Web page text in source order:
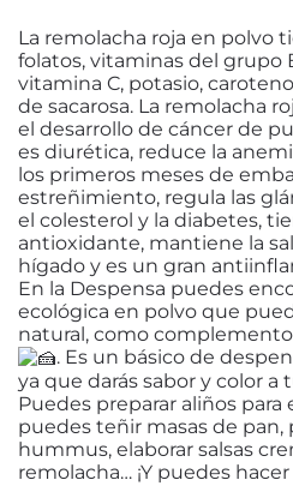
La remolacha roja en polvo
folatos, vitaminas del grupo
vitamina C, potasio,
de sacarosa. La remolacha
el desarrollo de cáncer de
es diurética, reduce la
los primeros meses de
estreñimiento, regula las
el colesterol y la diabetes,
antioxidante, mantiene la
hígado y es un gran
En la Despensa puedes
ecológica en polvo que
natural, como
. Es un básico de
ya que darás sabor y color a
Puedes preparar aliños para
puedes teñir masas de pan,
hummus, elaborar salsas
remolacha… ¡Y puedes